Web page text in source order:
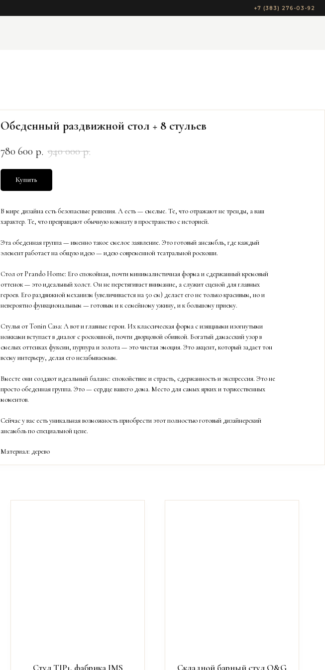
+7 (383) 276-03-92
Обеденный раздвижной стол + 8 стульев
780 600 р. 940 000 р.
Купить
В мире дизайна есть безопасные решения. А есть — смелые. Те, что отражают не тренды, а ваш
характер. Те, что превращают обычную комнату в пространство с историей.
Эта обеденная группа — именно такое смелое заявление. Это готовый ансамбль, где каждый
элемент работает на общую идею — идею современной театральной роскоши.
Стол от Prando Home: Его спокойная, почти минималистичная форма и сдержанный кремовый
оттенок — это идеальный холст. Он не перетягивает внимание, а служит сценой для главных
героев. Его раздвижной механизм (увеличивается на 50 см) делает его не только красивым, но и
невероятно функциональным — готовым и к семейному ужину, и к большому приему.
Стулья от Tonin Casa: А вот и главные герои. Их классическая форма с изящными изогнутыми
ножками вступает в диалог с роскошной, почти дворцовой обивкой. Богатый дамасский узор в
смелых оттенках фуксии, пурпура и золота — это чистая эмоция. Это акцент, который задает тон
всему интерьеру, делая его незабываемым.
Вместе они создают идеальный баланс: спокойствие и страсть, сдержанность и экспрессия. Это не
просто обеденная группа. Это — сердце вашего дома. Место для самых ярких и торжественных
моментов.
Сейчас у вас есть уникальная возможность приобрести этот полностью готовый дизайнерский
ансамбль по специальной цене.
Материал: дерево
Стул TIP1, фабрика IMS Складной барный стул O&G